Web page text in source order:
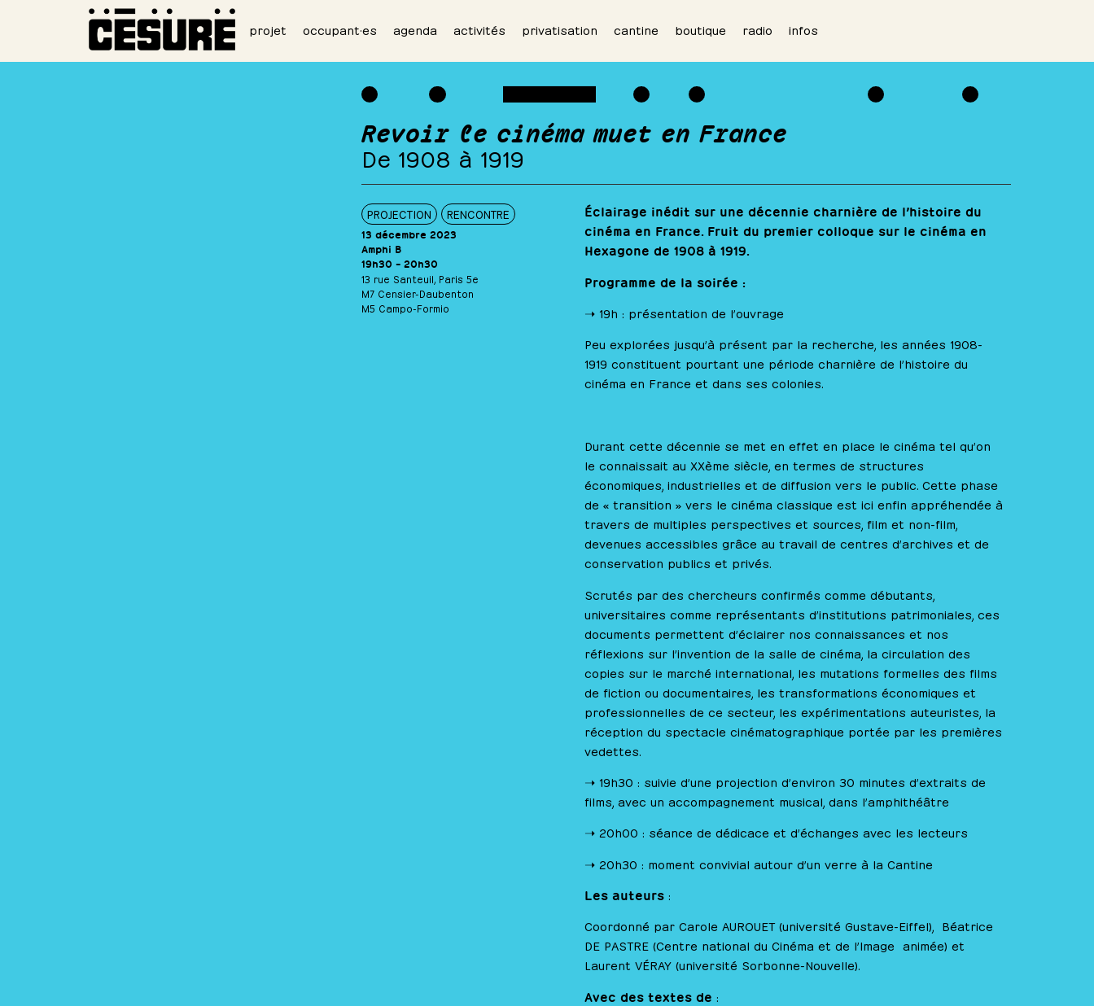
projet occupant·es agenda activités privatisation cantine boutique radio infos
Revoir le cinéma muet en France
De 1908 à 1919
PROJECTION RENCONTRE
13 décembre 2023
Amphi B
19h30 – 20h30
13 rue Santeuil, Paris 5e
M7 Censier-Daubenton
M5 Campo-Formio
Éclairage inédit sur une décennie charnière de l’histoire du
cinéma en France. Fruit du premier colloque sur le cinéma en
Hexagone de 1908 à 1919.
Programme de la soirée :
➝ 19h : présentation de l’ouvrage
Peu explorées jusqu’à présent par la recherche, les années 1908-
1919 constituent pourtant une période charnière de l’histoire du
cinéma en France et dans ses colonies.
Durant cette décennie se met en effet en place le cinéma tel qu’on
le connaissait au XXème siècle, en termes de structures
économiques, industrielles et de diffusion vers le public. Cette phase
de « transition » vers le cinéma classique est ici enfin appréhendée à
travers de multiples perspectives et sources, film et non-film,
devenues accessibles grâce au travail de centres d’archives et de
conservation publics et privés.
Scrutés par des chercheurs confirmés comme débutants,
universitaires comme représentants d’institutions patrimoniales, ces
documents permettent d’éclairer nos connaissances et nos
réflexions sur l’invention de la salle de cinéma, la circulation des
copies sur le marché international, les mutations formelles des films
de fiction ou documentaires, les transformations économiques et
professionnelles de ce secteur, les expérimentations auteuristes, la
réception du spectacle cinématographique portée par les premières
vedettes.
➝ 19h30 : suivie d’une projection d’environ 30 minutes d’extraits de
films, avec un accompagnement musical, dans l’amphithéâtre
➝ 20h00 : séance de dédicace et d’échanges avec les lecteurs
➝ 20h30 : moment convivial autour d’un verre à la Cantine
Les auteurs:
Coordonné par Carole AUROUET (université Gustave-Eiffel), Béatrice
DE PASTRE (Centre national du Cinéma et de l’Image animée) et
Laurent VÉRAY (université Sorbonne-Nouvelle).
Avec des textes de :